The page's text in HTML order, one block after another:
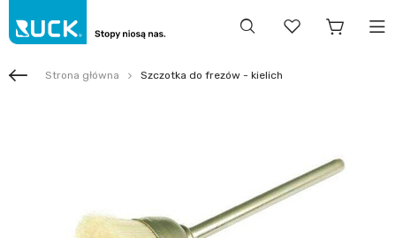
Strona główna Szczotka do frezów - kielich